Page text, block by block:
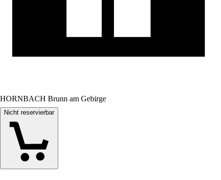
HORNBACH Brunn am Gebirge
Nicht reservierbar